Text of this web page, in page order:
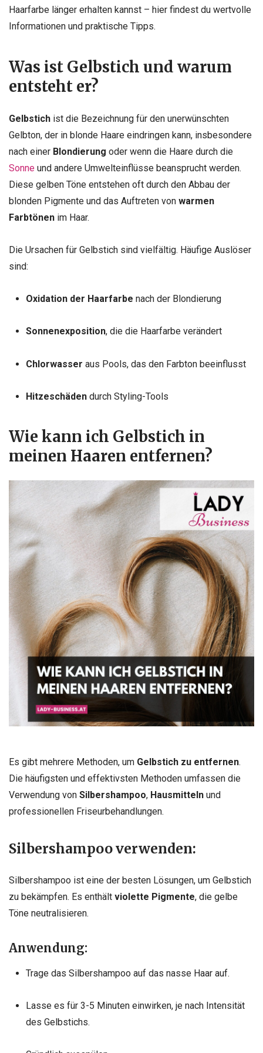
Haarfarbe länger erhalten kannst – hier findest du wertvolle
Informationen und praktische Tipps.
Was ist Gelbstich und warum
entsteht er?
Gelbstich ist die Bezeichnung für den unerwünschten
Gelbton, der in blonde Haare eindringen kann, insbesondere
nach einer Blondierung oder wenn die Haare durch die
Sonne und andere Umwelteinflüsse beansprucht werden.
Diese gelben Töne entstehen oft durch den Abbau der
blonden Pigmente und das Auftreten von warmen
Farbtönen im Haar.
Die Ursachen für Gelbstich sind vielfältig. Häufige Auslöser
sind:
Oxidation der Haarfarbe nach der Blondierung
Sonnenexposition, die die Haarfarbe verändert
Chlorwasser aus Pools, das den Farbton beeinflusst
Hitzeschädendurch Styling-Tools
Wie kann ich Gelbstich in
meinen Haaren entfernen?
Es gibt mehrere Methoden, um Gelbstich zu entfernen.
Die häufigsten und effektivsten Methoden umfassen die
Verwendung von Silbershampoo, Hausmitteln und
professionellen Friseurbehandlungen.
Silbershampoo verwenden:
Silbershampoo ist eine der besten Lösungen, um Gelbstich
zu bekämpfen. Es enthält violette Pigmente, die gelbe
Töne neutralisieren.
Anwendung:
Trage das Silbershampoo auf das nasse Haar auf.
Lasse es für 3-5 Minuten einwirken, je nach Intensität
des Gelbstichs.